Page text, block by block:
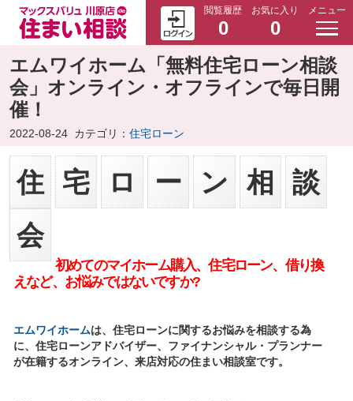
閲覧履歴
0
お気に入り
0
メニュー
エムワイホーム「無料住宅ローン相談
会」オンライン・オフラインで毎日開
催！
2022-08-24 カテゴリ： 住宅ローン
住 宅 ロ ー ン 相
談
会
初めてのマイホーム購入、住宅ローン、 借り換
えなど、お悩みではないですか?
エムワイホームは、住宅ローンに関するお悩みを相談する為
に、住宅ローンアドバイザー、ファイナンシャル・プランナー
が在籍するオンライン、来店対応の住まい相談室です。